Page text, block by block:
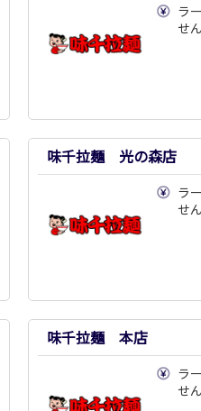
ラ
せ
味千拉麺 光の森店
ラ
せ
味千拉麺 本店
ラ
せ